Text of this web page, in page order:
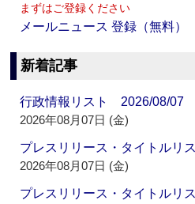
まずはご登録ください
メールニュース 登録（無料）
新着記事
行政情報リスト 2026/08/07
2026年08月07日 (金)
プレスリリース・タイトルリ
2026年08月07日 (金)
プレスリリース・タイトルリ